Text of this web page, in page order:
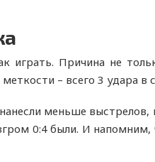
играть. Причина не
– всего 3 удара в
меньше выстрелов,
0:4 были. И